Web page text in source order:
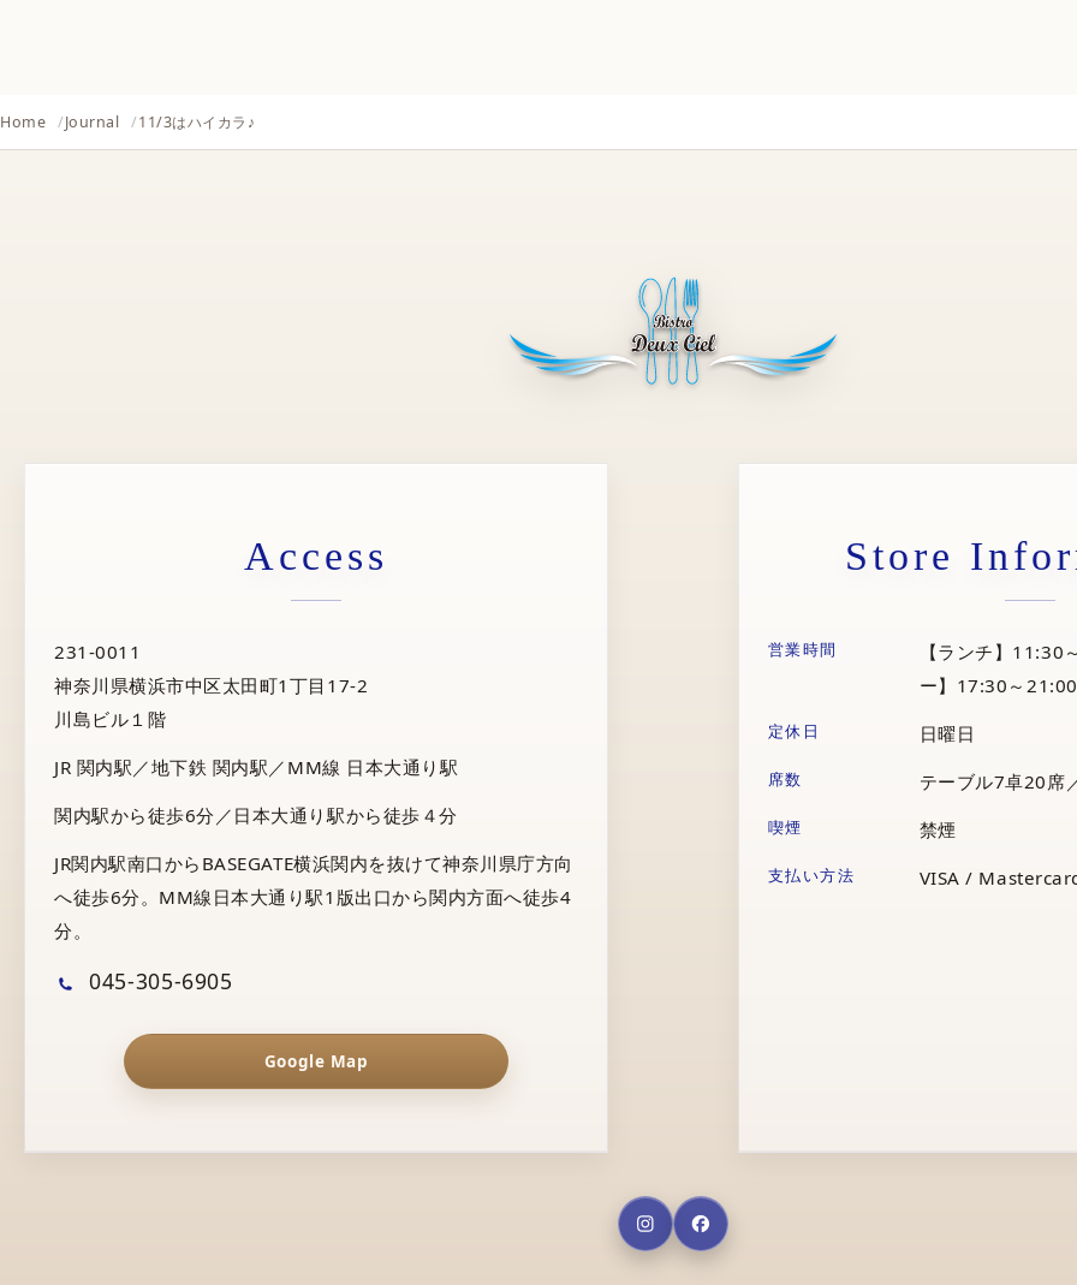
Home Journal 11/3はハイカラ♪
Access
231-0011
神奈川県横浜市中区太田町1丁目17-2
川島ビル１階
JR 関内駅／地下鉄 関内駅／MM線 日本大通り駅
関内駅から徒歩6分／日本大通り駅から徒歩４分
JR関内駅南口からBASEGATE横浜関内を抜けて神奈川県庁方向
へ徒歩6分。MM線日本大通り駅1版出口から関内方面へ徒歩4
分。
045-305-6905
Google Map
Store
営業時間
【ランチ】11:30
ー】17:30～
定休日 日曜日
席数 テーブル7卓20席
喫煙 禁煙
支払い方法 VISA /